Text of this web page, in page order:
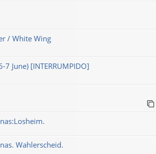
/ White Wing
7 June) [INTERRUMPIDO]
Wahlerscheid.